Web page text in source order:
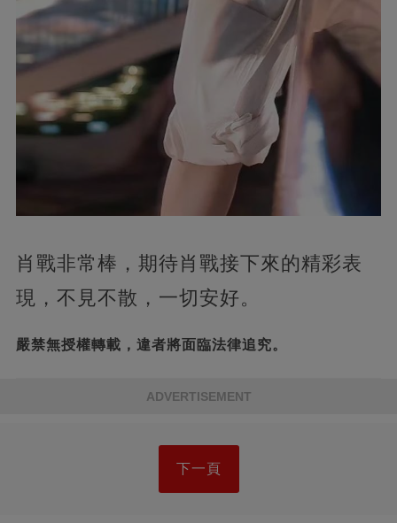
肖戰非常棒，期待肖戰接下來的精彩表
現，不見不散，一切安好。
嚴禁無授權轉載，違者將面臨法律追究。
ADVERTISEMENT
下一頁